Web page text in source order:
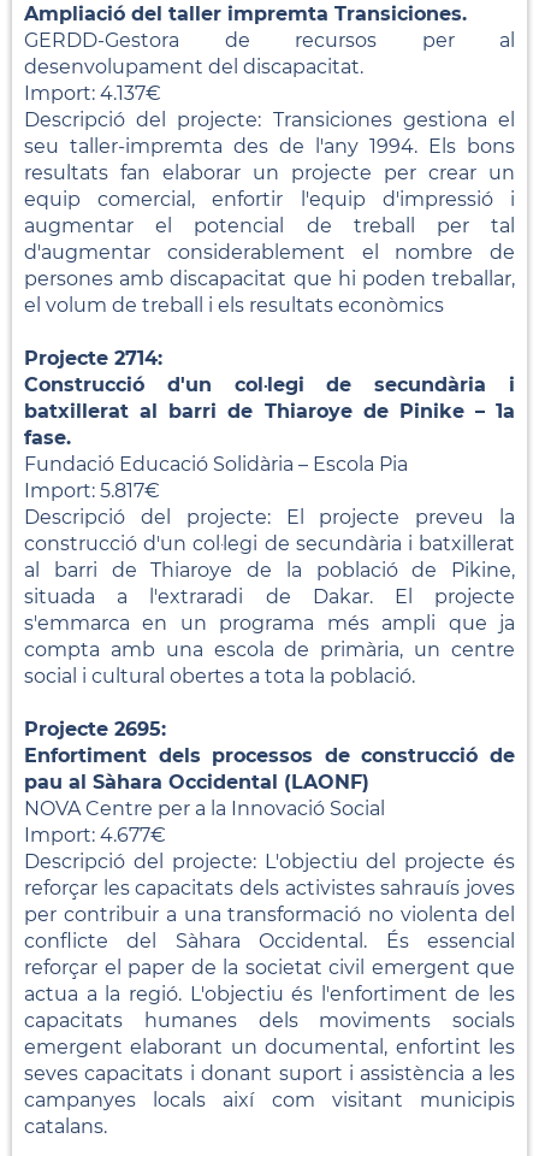
Ampliació del taller impremta Transiciones.
GERDD-Gestora de recursos per al
desenvolupament del discapacitat.
Import: 4.137€
Descripció del projecte: Transiciones gestiona el
seu taller-impremta des de l'any 1994. Els bons
resultats fan elaborar un projecte per crear un
equip comercial, enfortir l'equip d'impressió i
augmentar el potencial de treball per tal
d'augmentar considerablement el nombre de
persones amb discapacitat que hi poden treballar,
el volum de treball i els resultats econòmics
Projecte 2714:
Construcció d'un col·legi de secundària i
batxillerat al barri de Thiaroye de Pinike – 1a
fase.
Fundació Educació Solidària – Escola Pia
Import: 5.817€
Descripció del projecte: El projecte preveu la
construcció d'un col·legi de secundària i batxillerat
al barri de Thiaroye de la població de Pikine,
situada a l'extraradi de Dakar. El projecte
s'emmarca en un programa més ampli que ja
compta amb una escola de primària, un centre
social i cultural obertes a tota la població.
Projecte 2695:
Enfortiment dels processos de construcció de
pau al Sàhara Occidental (LAONF)
NOVA Centre per a la Innovació Social
Import: 4.677€
Descripció del projecte: L'objectiu del projecte és
reforçar les capacitats dels activistes sahrauís joves
per contribuir a una transformació no violenta del
conflicte del Sàhara Occidental. És essencial
reforçar el paper de la societat civil emergent que
actua a la regió. L'objectiu és l'enfortiment de les
capacitats humanes dels moviments socials
emergent elaborant un documental, enfortint les
seves capacitats i donant suport i assistència a les
campanyes locals així com visitant municipis
catalans.